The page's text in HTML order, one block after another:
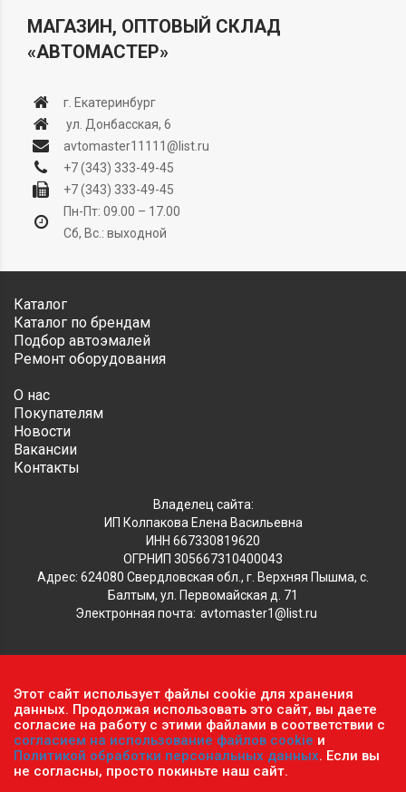
МАГАЗИН, ОПТОВЫЙ СКЛАД
«АВТОМАСТЕР»
г. Екатеринбург
ул. Донбасская, 6
avtomaster11111@list.ru
+7 (343) 333-49-45
+7 (343) 333-49-45
Пн-Пт: 09.00 – 17.00
Сб, Вс.: выходной
Каталог
Каталог по брендам
Подбор автоэмалей
Ремонт оборудования
О нас
Покупателям
Новости
Вакансии
Контакты
Владелец сайта:
ИП Колпакова Елена Васильевна
ИНН 667330819620
ОГРНИП 305667310400043
Адрес: 624080 Свердловская обл., г. Верхняя Пышма, с.
Балтым, ул. Первомайская д. 71
Электронная почта: avtomaster1@list.ru
Обратите внимание, что данный сайт носит исключительно
информационный характер и ни при каких условиях не
является публичной офертой, определяемой положениями ч.2
ст. 437 Гражданского кодекса РФ.Политика
конфиденциальности персональных данных.
Пользовательское соглашение.
Этот сайт использует файлы cookie для хранения
данных. Продолжая использовать это сайт, вы даете
согласие на работу с этими файлами в соответствии с
согласием на использование файлов cookie и
Политикой обработки персональных данных. Если вы
не согласны, просто покиньте наш сайт.